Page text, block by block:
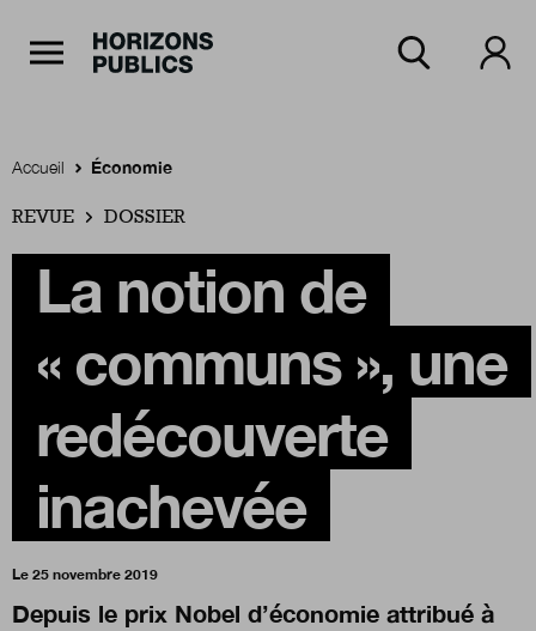
Accueil
Rubriques
Thèmes
Numéros
Boutique
Accueil Économie
REVUE DOSSIER
La notion de
« communs », une
redécouverte
inachevée
Le 25 novembre 2019
Depuis le prix Nobel d’économie attribué à